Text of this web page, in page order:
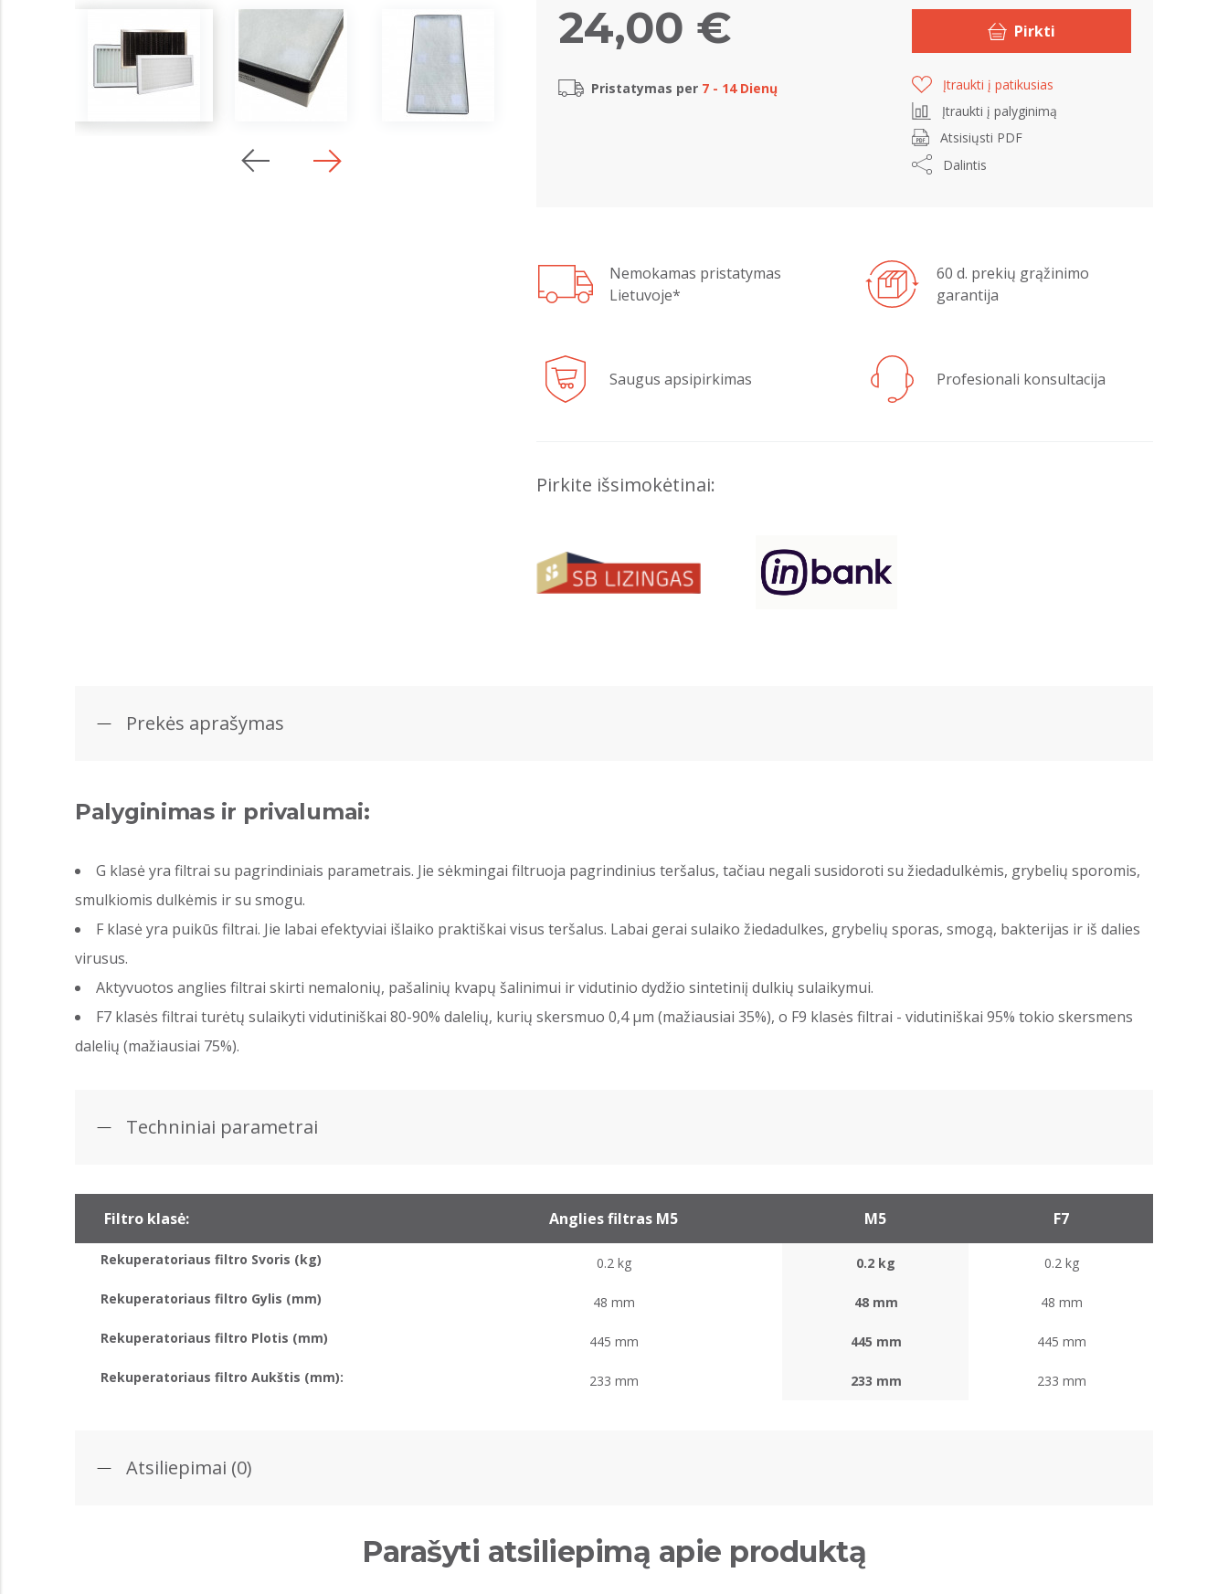
24,00 €
Pristatymas per 7 - 14 Dienų
Pirkti
Įtraukti į patikusias
Įtraukti į palyginimą
Atsisiųsti PDF
Dalintis
Nemokamas pristatymas
Lietuvoje*
60 d. prekių grąžinimo
garantija
Saugus apsipirkimas Profesionali konsultacija
Pirkite išsimokėtinai:
Prekės aprašymas
Palyginimas ir privalumai:
G klasė yra filtrai su pagrindiniais parametrais. Jie sėkmingai filtruoja pagrindinius teršalus, tačiau negali susidoroti su žiedadulkėmis, grybelių sporomis,
smulkiomis dulkėmis ir su smogu.
F klasė yra puikūs filtrai. Jie labai efektyviai išlaiko praktiškai visus teršalus. Labai gerai sulaiko žiedadulkes, grybelių sporas, smogą, bakterijas ir iš dalies
virusus.
Aktyvuotos anglies filtrai skirti nemalonių, pašalinių kvapų šalinimui ir vidutinio dydžio sintetiniį dulkių sulaikymui.
F7 klasės filtrai turėtų sulaikyti vidutiniškai 80-90% dalelių, kurių skersmuo 0,4 μm (mažiausiai 35%), o F9 klasės filtrai - vidutiniškai 95% tokio skersmens
dalelių (mažiausiai 75%).
Techniniai parametrai
Filtro klasė: Anglies filtras M5 M5 F7
Rekuperatoriaus filtro Svoris (kg) 0.2 kg 0.2 kg 0.2 kg
Rekuperatoriaus filtro Gylis (mm) 48 mm 48 mm 48 mm
Rekuperatoriaus filtro Plotis (mm) 445 mm 445 mm 445 mm
Rekuperatoriaus filtro Aukštis (mm): 233 mm 233 mm 233 mm
Atsiliepimai (0)
Parašyti atsiliepimą apie produktą